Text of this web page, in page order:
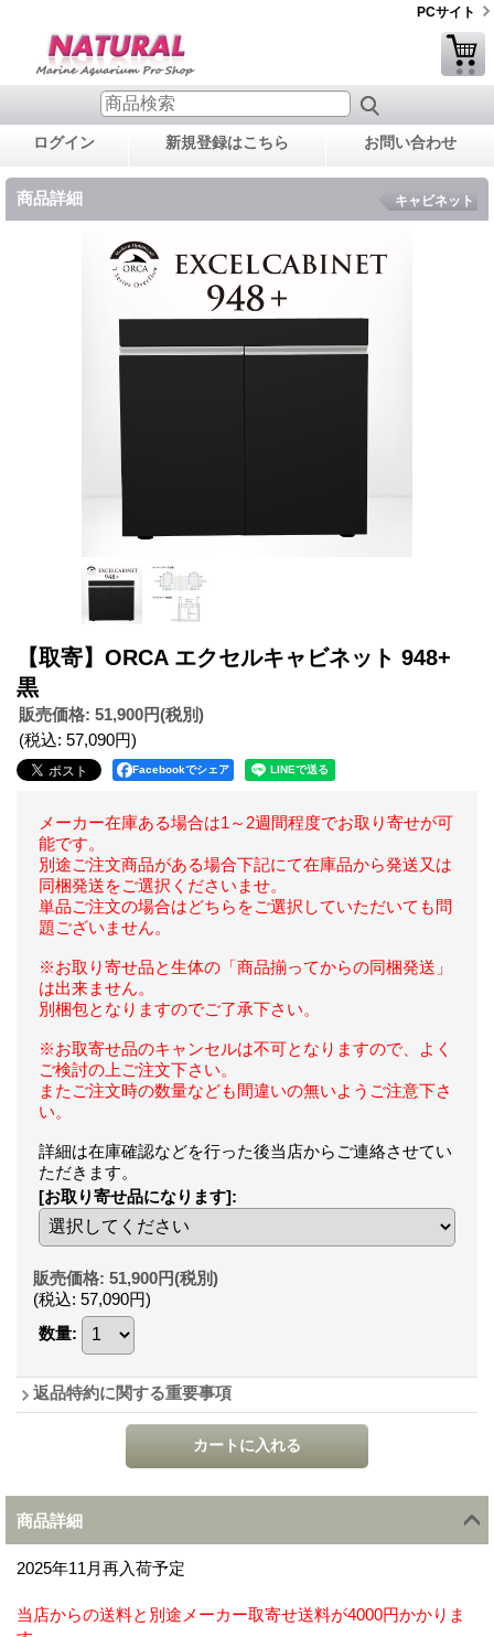
PCサイト
ログイン 新規登録はこちら お問い合わせ
商品詳細 キャビネット
【取寄】ORCA エクセルキャビネット 948+
黒
販売価格: 51,900円(税別)
(税込: 57,090円)
Facebookでシェア
メーカー在庫ある場合は1～2週間程度でお取り寄せが可
能です。
別途ご注文商品がある場合下記にて在庫品から発送又は
同梱発送をご選択くださいませ。
単品ご注文の場合はどちらをご選択していただいても問
題ございません。
※お取り寄せ品と生体の「商品揃ってからの同梱発送」
は出来ません。
別梱包となりますのでご了承下さい。
※お取寄せ品のキャンセルは不可となりますので、よく
ご検討の上ご注文下さい。
またご注文時の数量なども間違いの無いようご注意下さ
い。
詳細は在庫確認などを行った後当店からご連絡させてい
ただきます。
[お取り寄せ品になります]:
販売価格: 51,900円(税別)
(税込: 57,090円)
数量:
返品特約に関する重要事項
商品詳細
2025年11月再入荷予定
当店からの送料と別途メーカー取寄せ送料が4000円かかりま